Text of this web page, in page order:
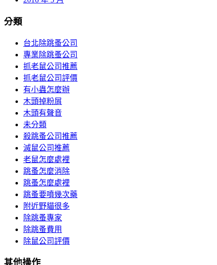
分類
台北除跳蚤公司
專業除跳蚤公司
抓老鼠公司推薦
抓老鼠公司評價
有小蟲怎麼辦
木頭掉粉屑
木頭有聲音
未分類
殺跳蚤公司推薦
滅鼠公司推薦
老鼠怎麼處裡
跳蚤怎麼消除
跳蚤怎麼處裡
跳蚤要噴幾次藥
附近野貓很多
除跳蚤專家
除跳蚤費用
除鼠公司評價
其他操作